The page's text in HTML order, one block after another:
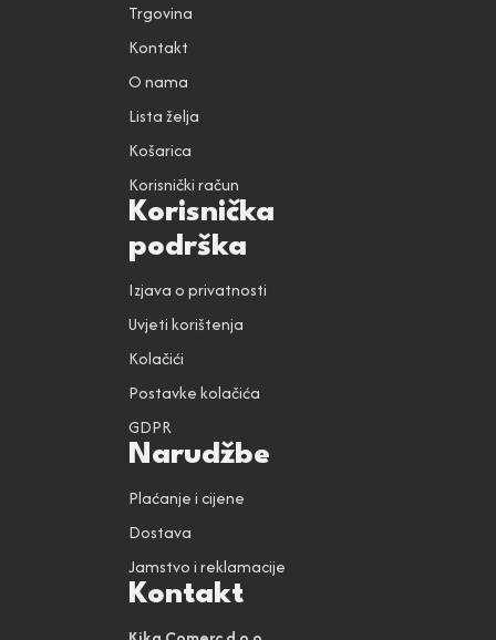
Trgovina
Kontakt
O nama
Lista želja
Košarica
Korisnički račun
Korisnička
podrška
Izjava o privatnosti
Uvjeti korištenja
Kolačići
Postavke kolačića
GDPR
Narudžbe
Plaćanje i cijene
Dostava
Jamstvo i reklamacije
Kontakt